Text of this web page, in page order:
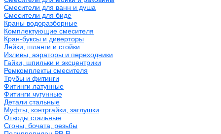
Смесители для ванн и душа
Смесители для биде
Краны водоразборные
Комплектующие смесителя
Кран-буксы и диверторы
Лейки, шланги и стойки
Изливы, аэраторы и переходники
Гайки, шпильки и эксцентрики
Ремкомплекты смесителя
Трубы и фитинги
Фитинги латунные
Фитинги чугунные
Детали стальные
Муфты, контргайки, заглушки
Отводы стальные
Сгоны, бочата, резьбы